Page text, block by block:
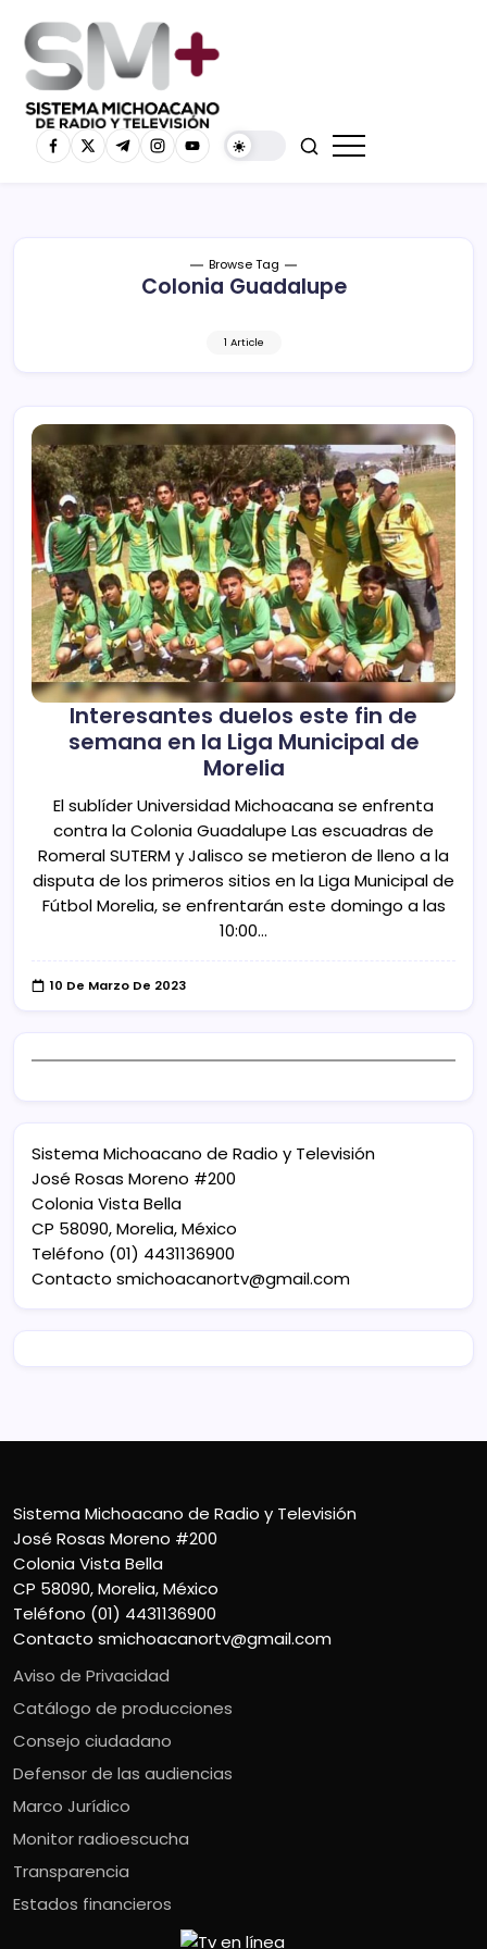
Browse Tag
Colonia Guadalupe
1 Article
Interesantes duelos este fin de
semana en la Liga Municipal de
Morelia
El sublíder Universidad Michoacana se enfrenta
contra la Colonia Guadalupe Las escuadras de
Romeral SUTERM y Jalisco se metieron de lleno a la
disputa de los primeros sitios en la Liga Municipal de
Fútbol Morelia, se enfrentarán este domingo a las
10:00…
10 De Marzo De 2023
Sistema Michoacano de Radio y Televisión
José Rosas Moreno #200
Colonia Vista Bella
CP 58090, Morelia, México
Teléfono (01) 4431136900
Contacto smichoacanortv@gmail.com
Sistema Michoacano de Radio y Televisión
José Rosas Moreno #200
Colonia Vista Bella
CP 58090, Morelia, México
Teléfono (01) 4431136900
Contacto smichoacanortv@gmail.com
Aviso de Privacidad
Catálogo de producciones
Consejo ciudadano
Defensor de las audiencias
Marco Jurídico
Monitor radioescucha
Transparencia
Estados financieros